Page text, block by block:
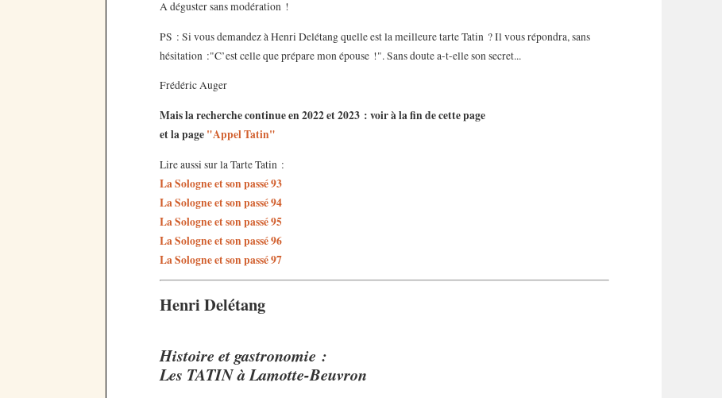
A déguster sans modération !
PS : Si vous demandez à Henri Delétang quelle est la meilleure tarte Tatin ? Il vous répondra, sans
hésitation :"C’est celle que prépare mon épouse !". Sans doute a-t-elle son secret...
Frédéric Auger
Mais la recherche continue en 2022 et 2023 : voir à la fin de cette page
et la page "Appel Tatin"
Lire aussi sur la Tarte Tatin :
La Sologne et son passé 93
La Sologne et son passé 94
La Sologne et son passé 95
La Sologne et son passé 96
La Sologne et son passé 97
Henri Delétang
Histoire et gastronomie :
Les TATIN à Lamotte-Beuvron